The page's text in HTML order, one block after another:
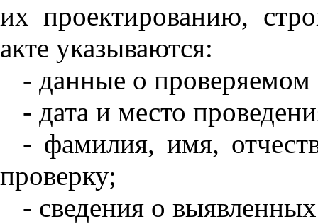
их проектированию,
акте указываются:
- данные о проверяемом
- дата и место
- фамилия, имя,
проверку;
- сведения о